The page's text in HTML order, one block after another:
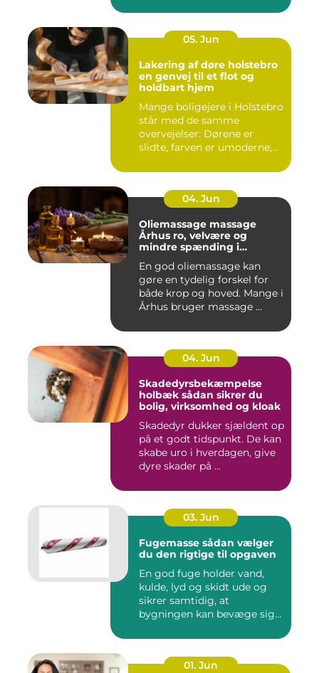
05. Jun
Lakering af døre holstebro
en genvej til et flot og
holdbart hjem
Mange boligejere i Holstebro
står med de samme
overvejelser: Dørene er
slidte, farven er umoderne,
04. Jun
Oliemassage massage
Århus ro, velvære og
mindre spænding i
En god oliemassage kan
gøre en tydelig forskel for
både krop og hoved. Mange i
Århus bruger massage ...
04. Jun
Skadedyrsbekæmpelse
holbæk sådan sikrer du
bolig, virksomhed og kloak
Skadedyr dukker sjældent op
på et godt tidspunkt. De kan
skabe uro i hverdagen, give
dyre skader på ...
03. Jun
Fugemasse sådan vælger
du den rigtige til opgaven
En god fuge holder vand,
kulde, lyd og skidt ude og
sikrer samtidig, at
bygningen kan bevæge sig
01. Jun